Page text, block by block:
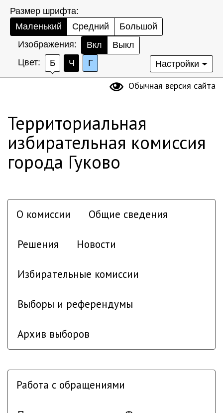
Размер шрифта:
Маленький
Средний
Большой
Изображения:
Вкл
Выкл
Цвет:
Б Ч Г Настройки
Обычная версия сайта
Территориальная
избирательная комиссия
города Гуково
О комиссии Общие сведения
Решения Новости
Избирательные комиссии
Выборы и референдумы
Архив выборов
Работа с обращениями